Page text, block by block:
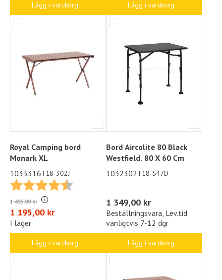
Lägg i varukorg Lägg i varukorg
Royal Camping bord
Monark XL
1033316T18-302J
Betyg: 4.5 utav 5 stjärnor
1 495,00 kr i
1 195,00 kr
I lager
Lägg i varukorg
Bord Aircolite 80 Black
Westfield. 80 X 60 Cm
1032302T18-547D
1 349,00 kr
Beställningsvara, Lev.tid
vanligtvis 7-12 dgr
Lägg i varukorg